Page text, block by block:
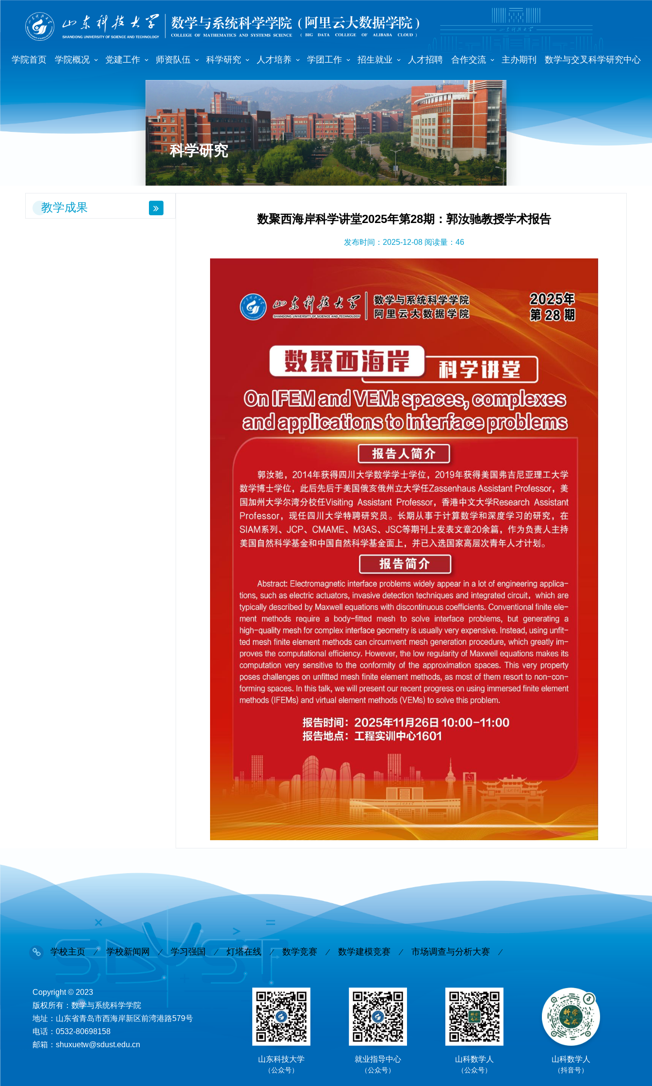
学院首页 学院概况 党建工作 师资队伍 科学研究 人才培养 学团工作 招生就业 人才招聘 合作交流 主办期刊 数学与交叉科学研究中心
科学研究
教学成果
数聚西海岸科学讲堂2025年第28期：郭汝驰教授学术报告
发布时间：2025-12-08 阅读量： 46
学校主页 学校新闻网 学习强国 灯塔在线 数学竞赛 数学建模竞赛 市场调查与分析大赛
Copyright © 2023
版权所有：数学与系统科学学院
地址：山东省青岛市西海岸新区前湾港路579号
电话：0532-80698158
邮箱：shuxuetw@sdust.edu.cn
山东科技大学
（公众号）
就业指导中心
（公众号）
山科数学人
（公众号）
山科数学人
（抖音号）